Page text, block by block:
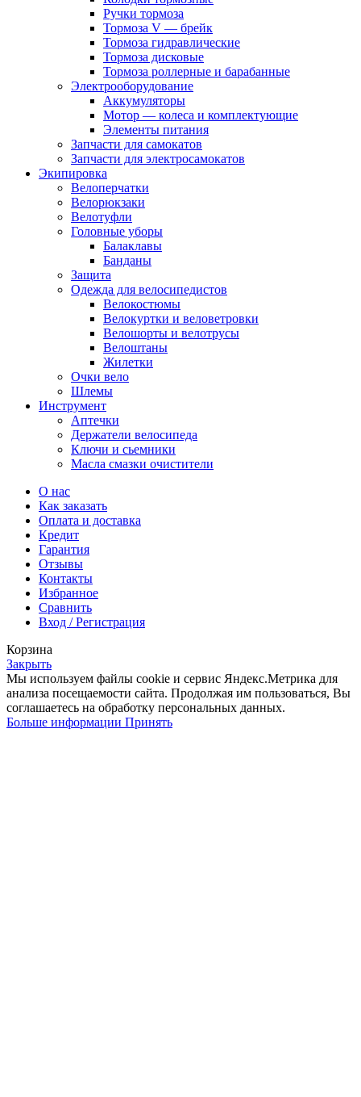
Ручки тормоза
Тормоза V — брейк
Тормоза гидравлические
Тормоза дисковые
Тормоза роллерные и барабанные
Электрооборудование
Аккумуляторы
Мотор — колеса и комплектующие
Элементы питания
Запчасти для самокатов
Запчасти для электросамокатов
Экипировка
Велоперчатки
Велорюкзаки
Велотуфли
Головные уборы
Балаклавы
Банданы
Защита
Одежда для велосипедистов
Велокостюмы
Велокуртки и веловетровки
Велошорты и велотрусы
Велоштаны
Жилетки
Очки вело
Шлемы
Инструмент
Аптечки
Держатели велосипеда
Ключи и сьемники
Масла смазки очистители
О нас
Как заказать
Оплата и доставка
Кредит
Гарантия
Отзывы
Контакты
Избранное
Сравнить
Вход / Регистрация
Корзина
Закрыть
Мы используем файлы cookie и сервис Яндекс.Метрика для
анализа посещаемости сайта. Продолжая им пользоваться, Вы
соглашаетесь на обработку персональных данных.
Больше информации Больше
Принять